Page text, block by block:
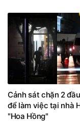
Cảnh sát chặn 2
để làm việc tại nhà
"Hoa Hồng"